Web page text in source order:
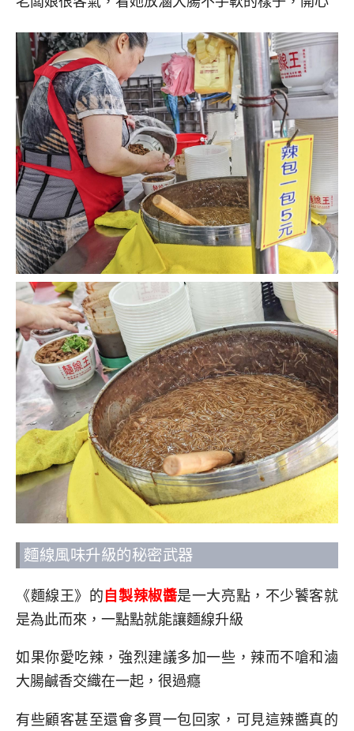
麵線風味升級的秘密武器
《麵線王》的 自製辣椒醬是一大亮點，不少饕客就
是為此而來，一點點就能讓麵線升級
如果你愛吃辣，強烈建議多加一些，辣而不嗆和滷
大腸鹹香交織在一起，很過癮
有些顧客甚至還會多買一包回家，可見這辣醬真的